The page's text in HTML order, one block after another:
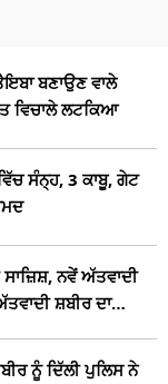
ਬਣਾਉਣ ਵਾਲੇ
ਵਿਚਾਲੇ ਲਟਕਿਆ
ਸੰਨ੍ਹ, 3 ਕਾਬੂ, ਗੇਟ
ਨਵੇਂ ਅੱਤਵਾਦੀ
ਸ਼ਬੀਰ ਦਾ
ਨੂੰ ਦਿੱਲੀ ਪੁਲਿਸ ਨੇ